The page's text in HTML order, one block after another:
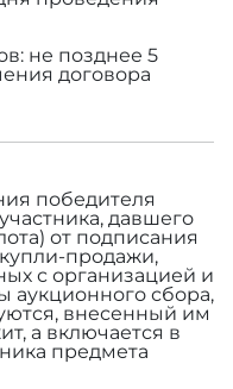
не позднее 5
договора
победителя
давшего
от подписания
продажи,
с организацией и
аукционного сбора,
внесенный им
а включается в
предмета